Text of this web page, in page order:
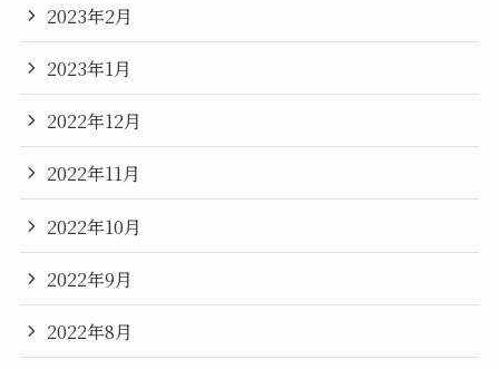
2023年2月
2023年1月
2022年12月
2022年11月
2022年10月
2022年9月
2022年8月